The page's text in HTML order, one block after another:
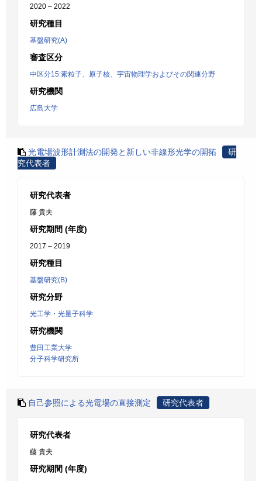
2020 – 2022
研究種目
基盤研究(A)
審査区分
中区分15:素粒子、原子核、宇宙物理学およびその関連分野
研究機関
広島大学
光電場波形計測法の開発と新しい非線形光学の開拓
研
究代表者
研究代表者
藤 貴夫
研究期間 (年度)
2017 – 2019
研究種目
基盤研究(B)
研究分野
光工学・光量子科学
研究機関
豊田工業大学
分子科学研究所
自己参照による光電場の直接測定 研究代表者
研究代表者
藤 貴夫
研究期間 (年度)